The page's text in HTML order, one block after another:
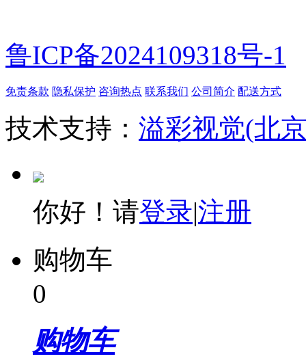
鲁ICP备2024109318号-1
免责条款 隐私保护 咨询热点 联系我们 公司简介 配送方式
技术支持： 溢彩视觉(北
你好！请登录|注册
购物车
0
购物车